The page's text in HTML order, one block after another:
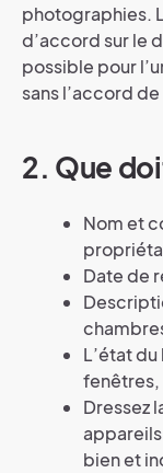
photographies.
d’accord sur le
possible pour
sans l’accord de
2. Que
Nom et
Date de
L’état
Dressez
bien et